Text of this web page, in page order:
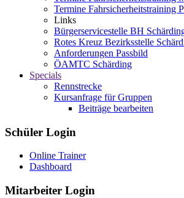
Termine Fahrsicherheitstraining
Links
Bürgerservicestelle BH
Rotes Kreuz Bezirksstelle
Anforderungen Passbild
ÖAMTC Schärding
Specials
Rennstrecke
Kursanfrage für Gruppen
Beiträge bearbeiten
Schüler Login
Online Trainer
Dashboard
Mitarbeiter Login